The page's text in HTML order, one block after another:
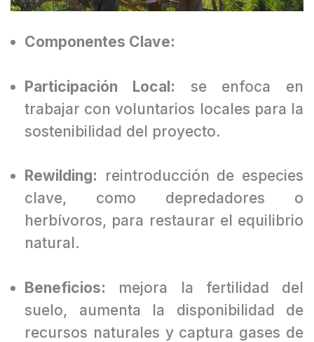
Componentes Clave:
Participación Local: se enfoca en
trabajar con voluntarios locales para la
sostenibilidad del proyecto.
Rewilding: reintroducción de especies
clave, como depredadores o
herbívoros, para restaurar el equilibrio
natural.
Beneficios: mejora la fertilidad del
suelo, aumenta la disponibilidad de
recursos naturales y captura gases de